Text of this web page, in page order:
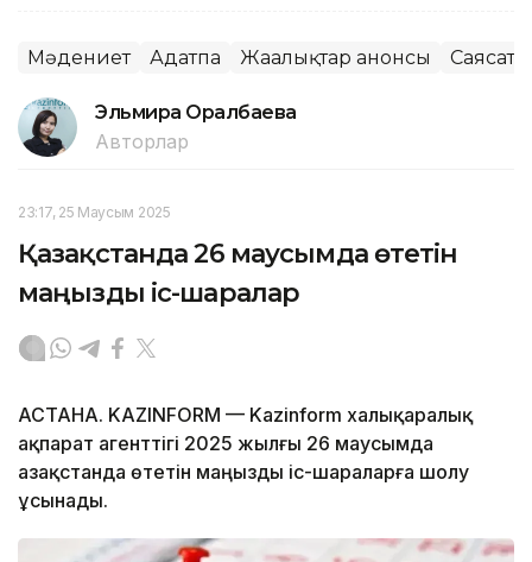
Мәдениет Аңдатпа Жаңалықтар анонсы Саясат
Эльмира Оралбаева
Авторлар
23:17, 25 Маусым 2025
Қазақстанда 26 маусымда өтетін
маңызды іс-шаралар
АСТАНА. KAZINFORM — Kazinform халықаралық
ақпарат агенттігі 2025 жылғы 26 маусымда
Қазақстанда өтетін маңызды іс-шараларға шолу
ұсынады.